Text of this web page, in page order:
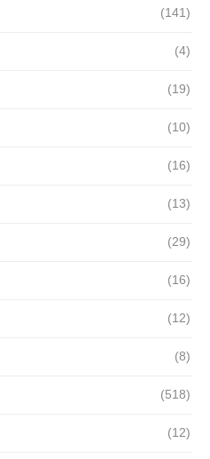
(141)
(4)
(19)
(10)
(16)
(13)
(29)
(16)
(12)
(8)
(518)
(12)